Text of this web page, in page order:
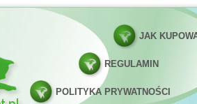
JAK
REGULAMIN
POLITYKA PRYWATNOŚCI